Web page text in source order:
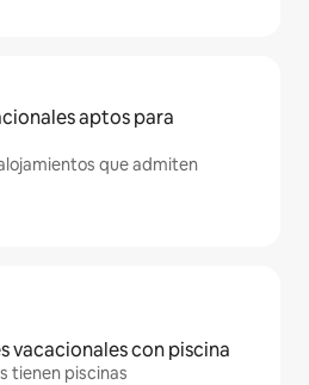
aptos para
que admiten
vacacionales con piscina
tienen piscinas